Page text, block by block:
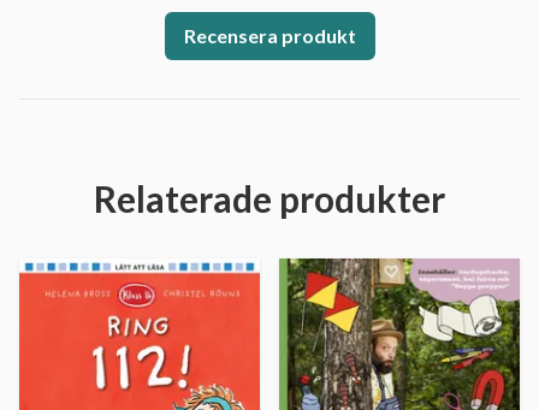
Recensera produkt
Relaterade produkter